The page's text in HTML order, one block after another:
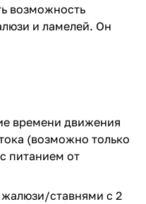
возможность
и ламелей. Он
времени движения
(возможно только
питанием от
ставнями с 2